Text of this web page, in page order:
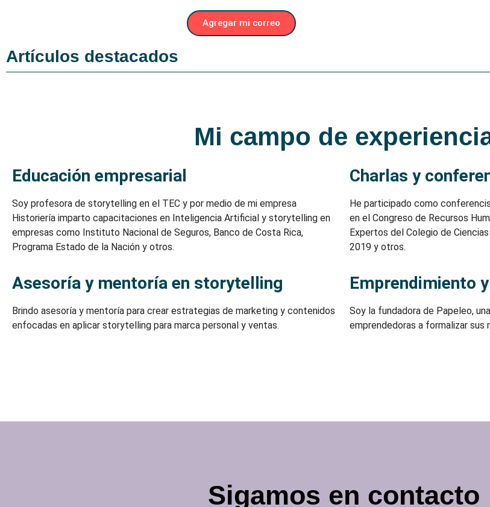
Agregar mi correo
Artículos destacados
Mi campo de
Educación empresarial
Soy profesora de storytelling en el TEC y por medio de mi empresa
Historiería imparto capacitaciones en Inteligencia Artificial y storytelling en
empresas como Instituto Nacional de Seguros, Banco de Costa Rica,
Programa Estado de la Nación y otros.
Charlas y
He participado como
en el Congreso de Recursos
Expertos del Colegio de
2019 y otros.
Asesoría y mentoría en storytelling
Brindo asesoría y mentoría para crear estrategias de marketing y contenidos
enfocadas en aplicar storytelling para marca personal y ventas.
Emprendimiento
Soy la fundadora de Papeleo,
emprendedoras a formalizar sus
Sigamos en contacto